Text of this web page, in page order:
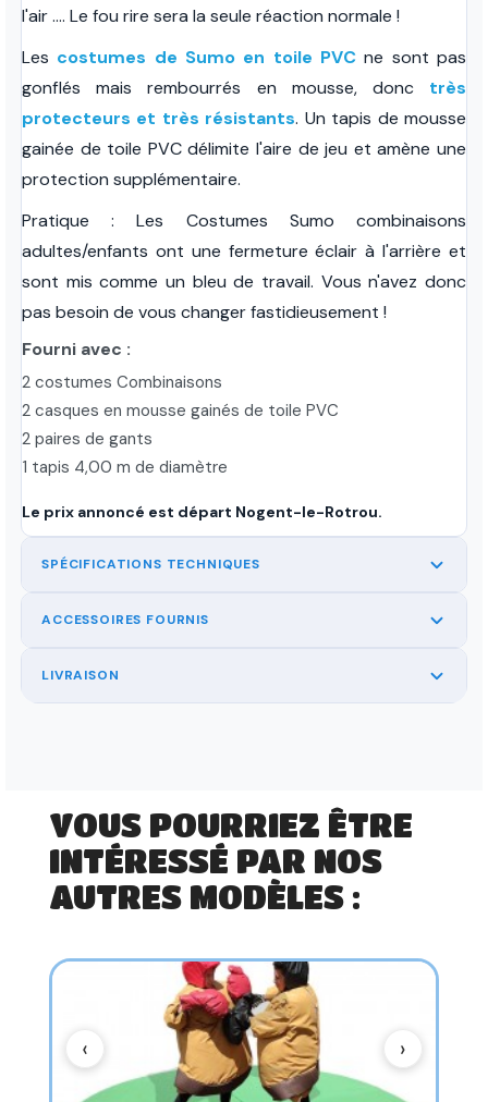
l'air .... Le fou rire sera la seule réaction normale !
Les costumes de Sumo en toile PVC ne sont pas
gonflés mais rembourrés en mousse, donc très
protecteurs et très résistants. Un tapis de mousse
gainée de toile PVC délimite l'aire de jeu et amène une
protection supplémentaire.
Pratique : Les Costumes Sumo combinaisons
adultes/enfants ont une fermeture éclair à l'arrière et
sont mis comme un bleu de travail. Vous n'avez donc
pas besoin de vous changer fastidieusement !
Fourni avec :
2 costumes Combinaisons
2 casques en mousse gainés de toile PVC
2 paires de gants
1 tapis 4,00 m de diamètre
Le prix annoncé est départ Nogent-le-Rotrou.
SPÉCIFICATIONS TECHNIQUES
ACCESSOIRES FOURNIS
LIVRAISON
VOUS POURRIEZ ÊTRE
INTÉRESSÉ PAR NOS
AUTRES MODÈLES :